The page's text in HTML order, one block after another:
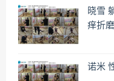
晓雪
痒折磨
诺米